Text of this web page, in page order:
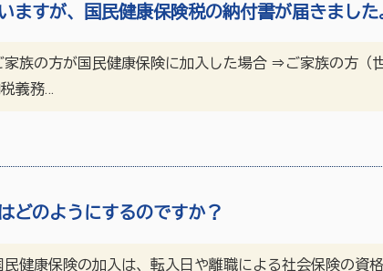
ますが、国民健康保険税の納付書が届きまし
族の方が国民健康保険に加入した場合 ⇒ご家族の方（
義務…
どのようにするのですか？
康保険の加入は、転入日や離職による社会保険の資